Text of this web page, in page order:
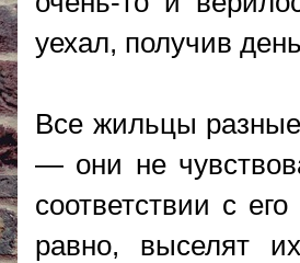
уехал, получив
Все жильцы
— они не
соответствии с
равно, выселят